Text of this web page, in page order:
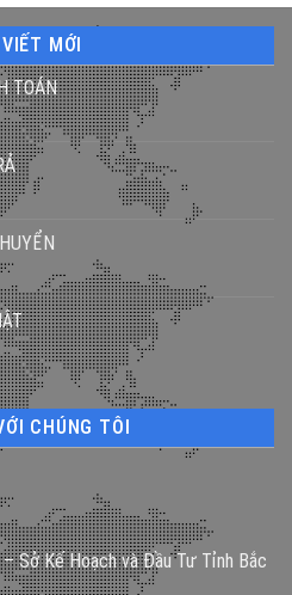
MỚI
TOÁN
CHÚNG TÔI
Sở Kế Hoạch và Đầu Tư Tỉnh Bắc